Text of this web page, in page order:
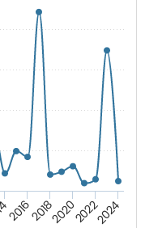
20162018202020222024